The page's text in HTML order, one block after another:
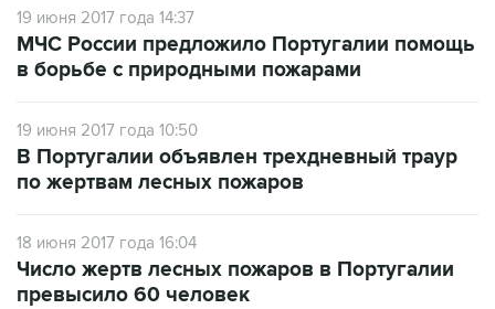
19 июня 2017 года 14:37
МЧС России предложило Португалии помощь
в борьбе с природными пожарами
19 июня 2017 года 10:50
В Португалии объявлен трехдневный траур
по жертвам лесных пожаров
18 июня 2017 года 16:04
Число жертв лесных пожаров в Португалии
превысило 60 человек